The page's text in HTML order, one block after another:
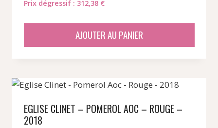
Prix dégressif : 312,38 €
AJOUTER AU PANIER
EGLISE CLINET – POMEROL AOC – ROUGE –
2018